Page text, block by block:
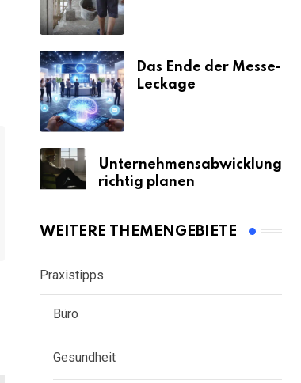
Das Ende der Messe-
Leckage
Unternehmensabwicklung
richtig planen
WEITERE THEMENGEBIETE
Praxistipps
Büro
Gesundheit